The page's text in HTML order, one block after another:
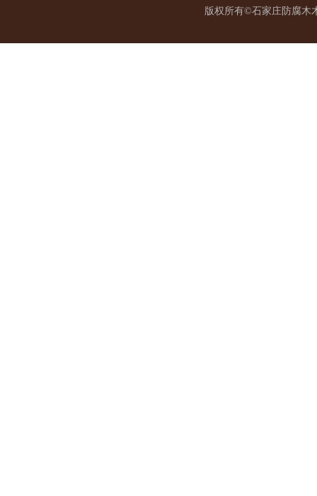
版权所有©石家庄防腐